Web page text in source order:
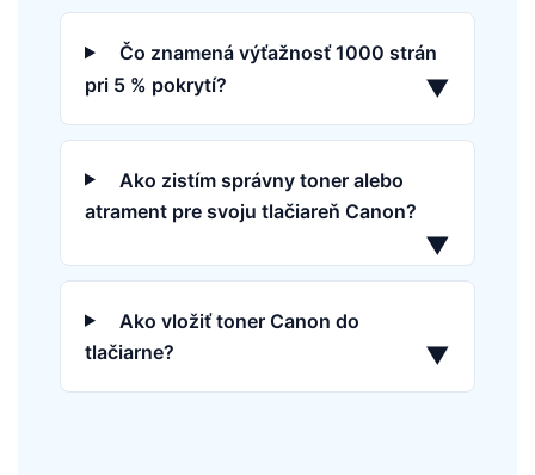
Čo znamená výťažnosť 1000 strán
pri 5 % pokrytí?
▼
Ako zistím správny toner alebo
atrament pre svoju tlačiareň Canon?
▼
Ako vložiť toner Canon do
tlačiarne?
▼